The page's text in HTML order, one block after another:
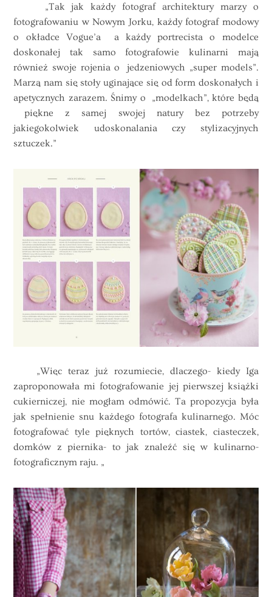
„Tak jak każdy fotograf architektury marzy o
fotografowaniu w Nowym Jorku, każdy fotograf modowy
o okładce Vogue’a a każdy portrecista o modelce
doskonałej tak samo fotografowie kulinarni mają
również swoje rojenia o jedzeniowych „super models”.
Marzą nam się stoły uginające się od form doskonałych i
apetycznych zarazem. Śnimy o „modelkach”, które będą
piękne z samej swojej natury bez potrzeby
jakiegokolwiek udoskonalania czy stylizacyjnych
sztuczek.”
„Więc teraz już rozumiecie, dlaczego- kiedy Iga
zaproponowała mi fotografowanie jej pierwszej książki
cukierniczej, nie mogłam odmówić. Ta propozycja była
jak spełnienie snu każdego fotografa kulinarnego. Móc
fotografować tyle pięknych tortów, ciastek, ciasteczek,
domków z piernika- to jak znaleźć się w kulinarno-
fotograficznym raju. „